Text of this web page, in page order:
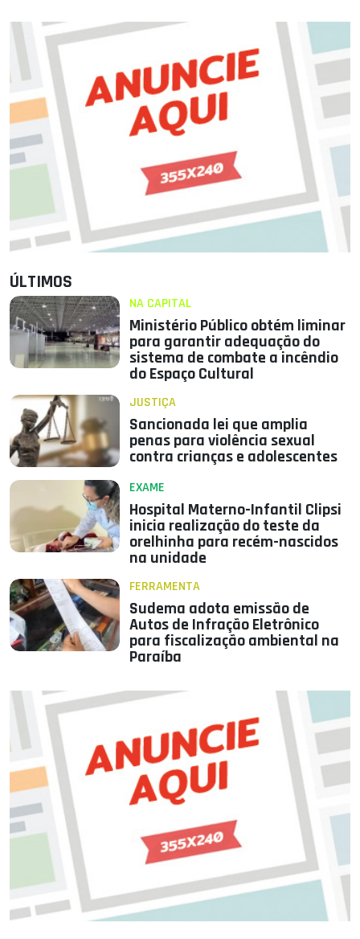
ÚLTIMOS
NA CAPITAL
Ministério Público obtém liminar
para garantir adequação do
sistema de combate a incêndio
do Espaço Cultural
JUSTIÇA
Sancionada lei que amplia
penas para violência sexual
contra crianças e adolescentes
EXAME
Hospital Materno-Infantil Clipsi
inicia realização do teste da
orelhinha para recém-nascidos
na unidade
FERRAMENTA
Sudema adota emissão de
Autos de Infração Eletrônico
para fiscalização ambiental na
Paraíba